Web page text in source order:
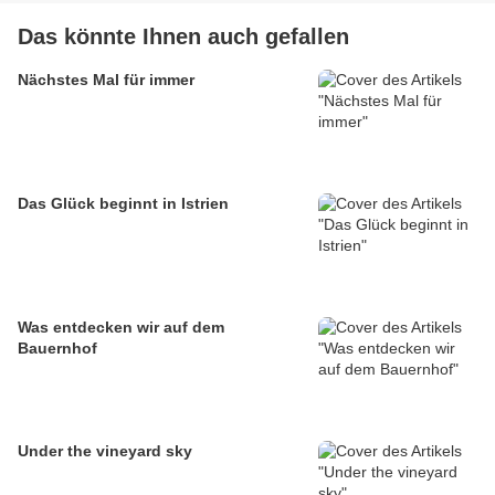
Das könnte Ihnen auch gefallen
Nächstes Mal für immer
Das Glück beginnt in Istrien
Was entdecken wir auf dem
Bauernhof
Under the vineyard sky